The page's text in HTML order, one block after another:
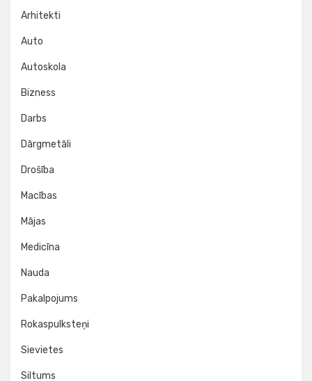
Arhitekti
Auto
Autoskola
Bizness
Darbs
Dārgmetāli
Drošība
Macības
Mājas
Medicīna
Nauda
Pakalpojums
Rokaspulksteņi
Sievietes
Siltums